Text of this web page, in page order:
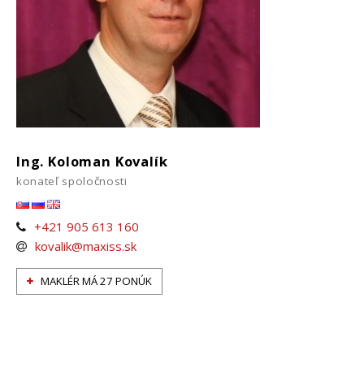
Ing. Koloman Kovalík
konateľ spoločnosti
+421 905 613 160
kovalik@maxiss.sk
MAKLÉR MÁ 27 PONÚK